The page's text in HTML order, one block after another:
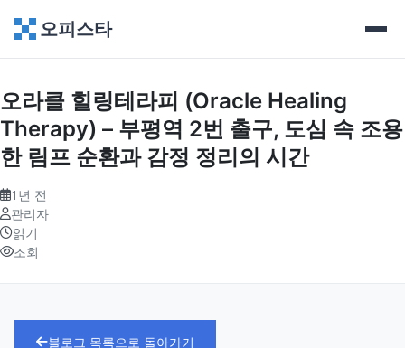
오피스타
오라클 힐링테라피 (Oracle Healing
Therapy) – 부평역 2번 출구, 도심 속 조용
한 림프 순환과 감정 정리의 시간
1년 전
관리자
읽기
조회
블로그 목록으로 돌아가기